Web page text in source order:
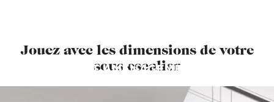
CET AMÉNAGEMENT
Jouez avec les dimensions de votre
sous escalier